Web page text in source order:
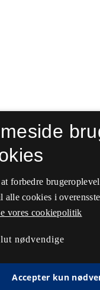
forbedre
cookies i
vores cookiepolitik
nødvendige
Accepter kun